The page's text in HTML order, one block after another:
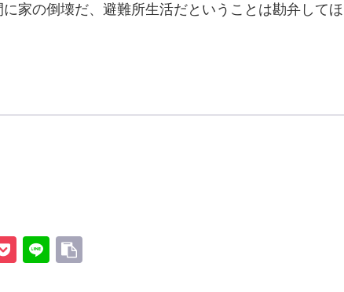
家の倒壊だ、避難所生活だということは勘弁してほ